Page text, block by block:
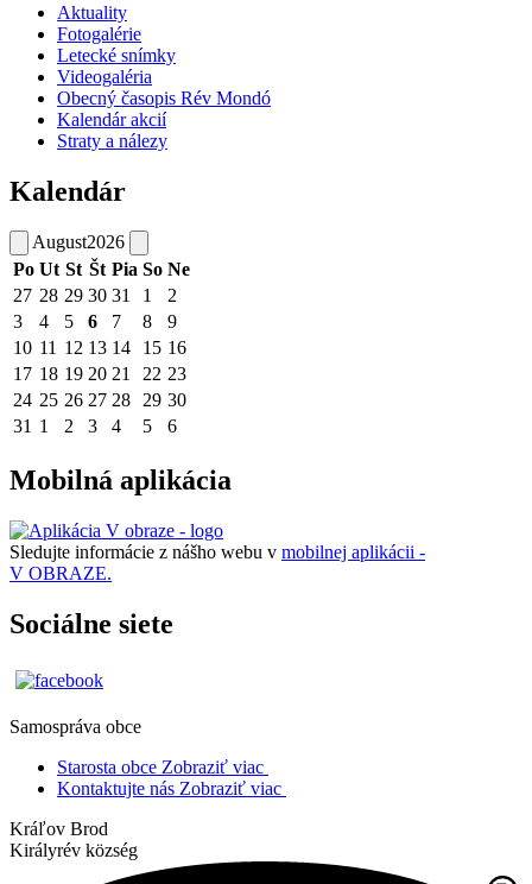
Aktuality
Fotogalérie
Letecké snímky
Videogaléria
Obecný časopis Rév Mondó
Kalendár akcií
Straty a nálezy
Kalendár
August2026
Po Ut St Št Pia So Ne
27 28 29 30 31 1
2
3
4 5 6 7 8
9
10 11 12 13 14 15 16
17 18 19 20 21 22 23
24 25 26 27 28 29 30
31 1 2 3 4 5 6
Mobilná aplikácia
Sledujte informácie z nášho webu v mobilnej aplikácii -
V OBRAZE.
Sociálne siete
Samospráva obce
Starosta obce Zobraziť viac
Kontaktujte nás Zobraziť viac
Kráľov Brod
Királyrév község